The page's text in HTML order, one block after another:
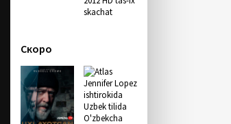
skachat
Скоро